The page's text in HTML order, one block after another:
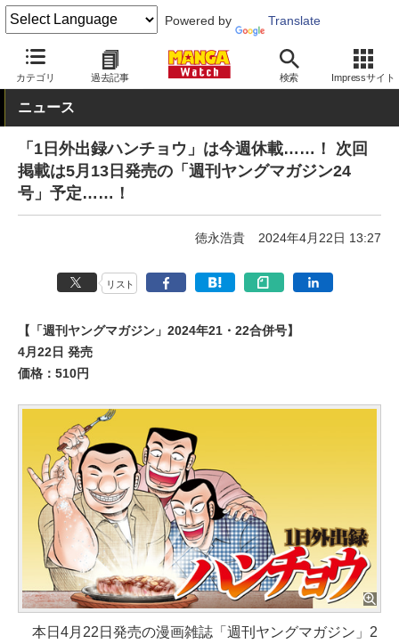
Powered by Translate
カテゴリ 過去記事 検索 Impressサイト
MANGA Watch 青年
ニュース
「1日外出録ハンチョウ」は今週休載……！ 次回
掲載は5月13日発売の「週刊ヤングマガジン24
号」予定……！
徳永浩貴 2024年4月22日 13:27
リスト
【「週刊ヤングマガジン」2024年21・22合併号】
4月22日 発売
価格：510円
本日4月22日発売の漫画雑誌「週刊ヤングマガジン」2